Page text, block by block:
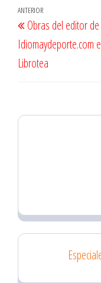
Navegación
de
entradas
Entrada
anterior
ANTERIOR
Obras del editor de
Idiomaydeporte.com
Librotea